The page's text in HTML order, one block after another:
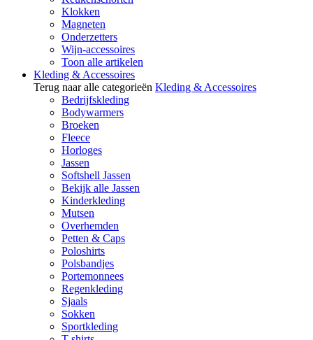
Klokken
Magneten
Onderzetters
Wijn-accessoires
Toon alle artikelen
Kleding & Accessoires
Terug naar alle categorieën Kleding & Accessoires
Bedrijfskleding
Bodywarmers
Broeken
Fleece
Horloges
Jassen
Softshell Jassen
Bekijk alle Jassen
Kinderkleding
Mutsen
Overhemden
Petten & Caps
Poloshirts
Polsbandjes
Portemonnees
Regenkleding
Sjaals
Sokken
Sportkleding